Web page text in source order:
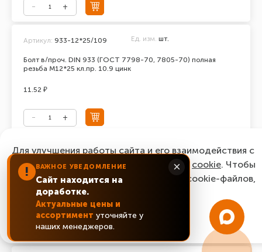
Болт в/проч. DIN 933 (ГОСТ 7798-70, 7805-70) полная
резьба М12*25 кл.пр. 10.9 цинк
Артикул: 933-12*25/109 Ед. изм. шт.
11.52 ₽
Болт в/проч. DIN 933 (ГОСТ 7798-70, 7805-70) полная
резьба М12*30 кл.пр. 10.9 цинк
Артикул: 933-12*30/109 Ед. изм. шт.
11.12 ₽
! ВАЖНОЕ УВЕДОМЛЕНИЕ
Сайт находится на
доработке.
Актуальные цены и
ассортимент уточняйте у
наших менеджеров.
×
Для улучшения работы сайта и его взаимодействия с
пользователями мы используем файлы cookie. Чтобы
согласиться с нашим использованием cookie-файлов,
нажмите “Ок, понятно!”
ОК, понятно!